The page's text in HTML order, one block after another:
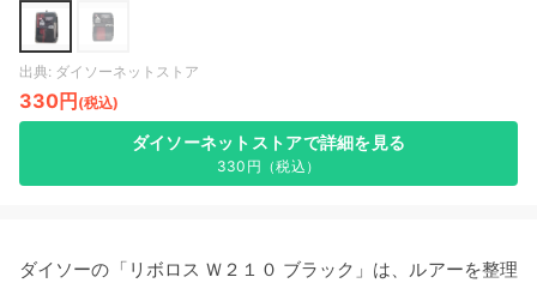
出典: ダイソーネットストア
330円 (税込)
ダイソーネットストアで詳細を見る
330円（税込）
ダイソーの「リボロス Ｗ２１０ ブラック」は、ルアーを整理